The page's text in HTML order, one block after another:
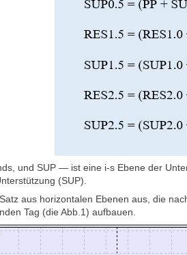
und SUP — ist eine i-s Ebene der
(SUP).
aus horizontalen Ebenen aus, die
Tag (die Abb.1) aufbauen.